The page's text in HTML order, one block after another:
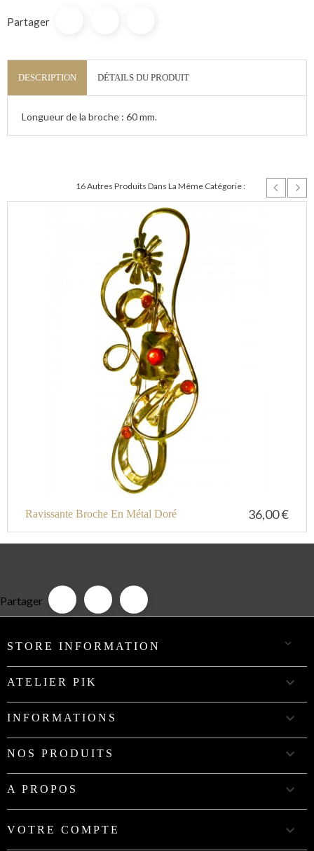
Partager
DESCRIPTION DÉTAILS DU PRODUIT
Longueur de la broche : 60 mm.
16 Autres Produits Dans La Même Catégorie :
Ravissante Broche En Métal Doré 36,00 €
Partager
STORE INFORMATION 
ATELIER PIK 
INFORMATIONS 
NOS PRODUITS 
A PROPOS 
VOTRE COMPTE 